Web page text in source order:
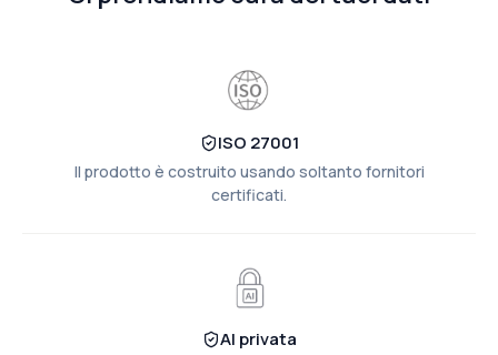
ISO 27001
Il prodotto è costruito usando soltanto fornitori
certificati.
AI privata